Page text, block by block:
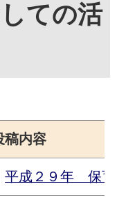
ての活
稿内容
平成２９年　保